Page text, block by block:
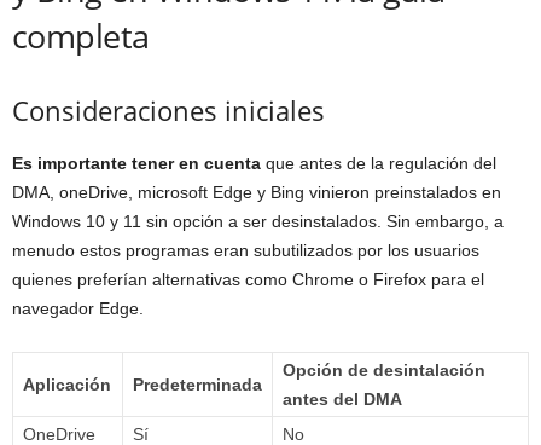
completa
Consideraciones iniciales
Es importante tener en cuenta que antes de la regulación del
DMA, oneDrive, microsoft Edge y Bing vinieron preinstalados en
Windows 10 y 11 sin opción a ser desinstalados. Sin embargo, a
menudo estos programas eran subutilizados por los usuarios
quienes preferían alternativas como Chrome o Firefox para el
navegador Edge.
Aplicación Predeterminada
Opción de desintalación
antes del DMA
OneDrive
Sí
No